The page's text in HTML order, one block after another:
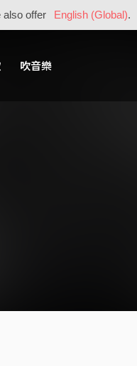
also offer English (Global).
吹音樂